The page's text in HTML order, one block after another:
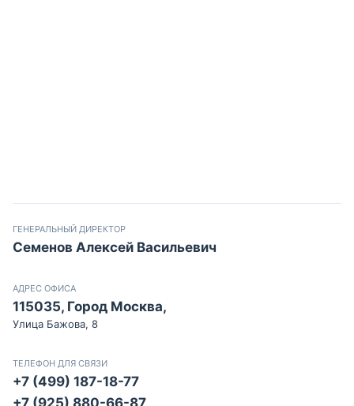
ГЕНЕРАЛЬНЫЙ ДИРЕКТОР
Семенов Алексей Васильевич
АДРЕС ОФИСА
115035, Город Москва,
Улица Бажова, 8
ТЕЛЕФОН ДЛЯ СВЯЗИ
+7 (499) 187-18-77
+7 (925) 880-66-87